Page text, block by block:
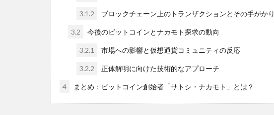
3.1.2 ブロックチェーン上のトランザクションとその手がかり
3.2 今後のビットコインとナカモト探求の動向
3.2.1 市場への影響と仮想通貨コミュニティの反応
3.2.2 正体解明に向けた技術的なアプローチ
4 まとめ：ビットコイン創始者「サトシ・ナカモト」とは？